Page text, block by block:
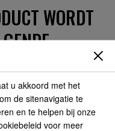
WORDT
45 min
u akkoord met het
de sitenavigatie te
en te helpen bij onze
voor meer